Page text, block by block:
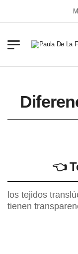
👈
los tejidos
tienen